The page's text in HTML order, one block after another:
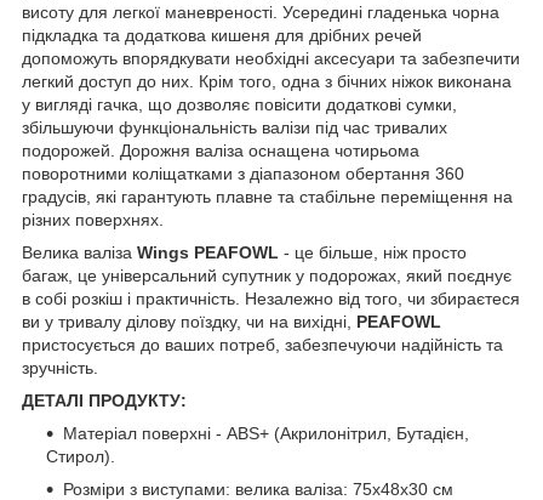
висоту для легкої маневреності. Усередині гладенька чорна
підкладка та додаткова кишеня для дрібних речей
допоможуть впорядкувати необхідні аксесуари та забезпечити
легкий доступ до них. Крім того, одна з бічних ніжок виконана
у вигляді гачка, що дозволяє повісити додаткові сумки,
збільшуючи функціональність валізи під час тривалих
подорожей. Дорожня валіза оснащена чотирьома
поворотними коліщатками з діапазоном обертання 360
градусів, які гарантують плавне та стабільне переміщення на
різних поверхнях.
Велика валіза Wings PEAFOWL - це більше, ніж просто
багаж, це універсальний супутник у подорожах, який поєднує
в собі розкіш і практичність. Незалежно від того, чи збираєтеся
ви у тривалу ділову поїздку, чи на вихідні, PEAFOWL
пристосується до ваших потреб, забезпечуючи надійність та
зручність.
ДЕТАЛІ ПРОДУКТУ:
Матеріал поверхні - ABS+ (Акрилонітрил, Бутадієн,
Стирол).
Розміри з виступами: велика валіза: 75x48x30 см